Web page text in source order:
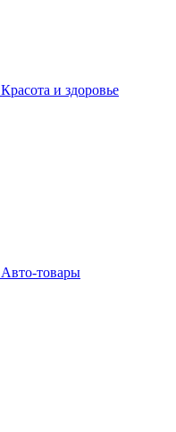
Красота и здоровье
Авто-товары